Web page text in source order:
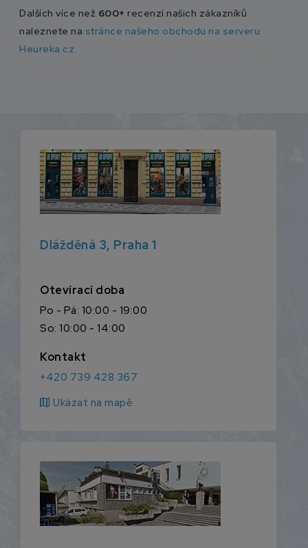
Dalších více než 600+ recenzí našich zákazníků
naleznete na stránce našeho obchodu na serveru
Heureka.cz.
Dlážděná 3, Praha 1
Otevírací doba
Po - Pá: 10:00 - 19:00
So: 10:00 - 14:00
Kontakt
+420 739 428 367
map Ukázat na mapě